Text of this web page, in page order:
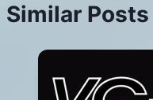
Similar Posts